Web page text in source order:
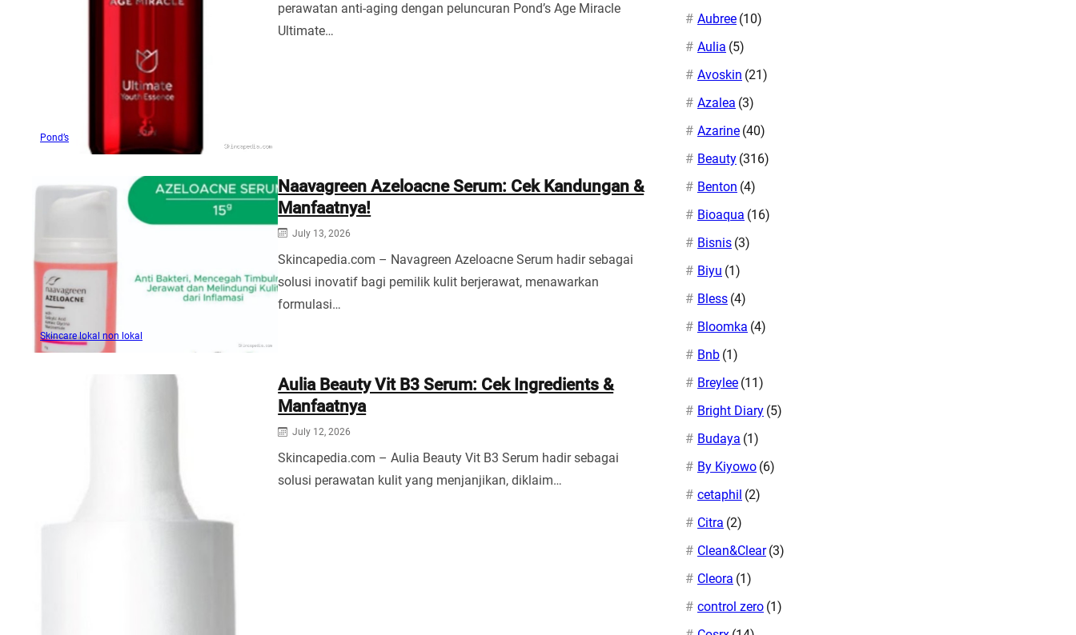
Pond’s
perawatan anti-aging dengan peluncuran Pond’s Age Miracle
Ultimate…
Skincare lokal non lokal
Naavagreen Azeloacne Serum: Cek Kandungan &
Manfaatnya!
July 13, 2026
Skincapedia.com – Navagreen Azeloacne Serum hadir sebagai
solusi inovatif bagi pemilik kulit berjerawat, menawarkan
formulasi…
Aulia Beauty Vit B3 Serum: Cek Ingredients &
Manfaatnya
July 12, 2026
Skincapedia.com – Aulia Beauty Vit B3 Serum hadir sebagai
solusi perawatan kulit yang menjanjikan, diklaim…
Aubree (10)
Aulia (5)
Avoskin (21)
Azalea (3)
Azarine (40)
Beauty (316)
Benton (4)
Bioaqua (16)
Bisnis (3)
Biyu (1)
Bless (4)
Bloomka (4)
Bnb (1)
Breylee (11)
Bright Diary (5)
Budaya (1)
By Kiyowo (6)
cetaphil (2)
Citra (2)
Clean&Clear (3)
Cleora (1)
control zero (1)